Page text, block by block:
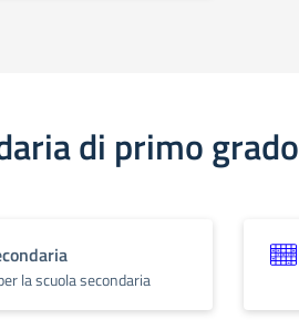
di primo grado
la scuola secondaria